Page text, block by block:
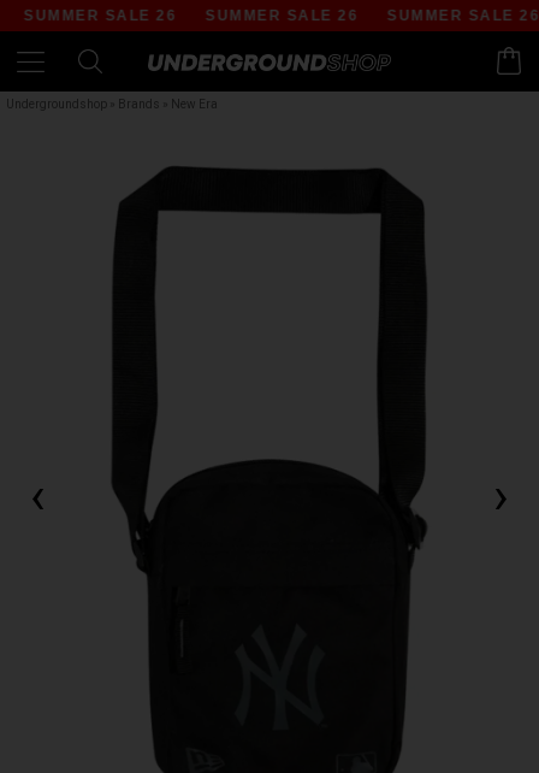
SUMMER SALE 26 SUMMER SALE 26 SUMMER SALE 26
Undergroundshop Brands New Era
‹ ›